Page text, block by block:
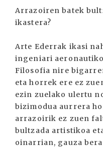
Arrazoiren batek
ikastera?
Arte Ederrak ikasi
ingeniari
Filosofia nire
eta horrek ere ez
ezin zuelako ulertu
bizimodua aurrera
arrazoirik ez zuen
bultzada artistikoa
oinarrian, gauza